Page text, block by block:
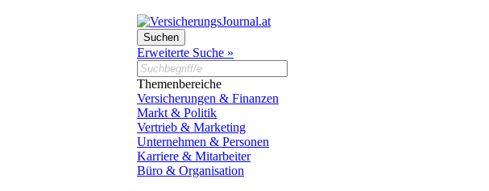
Erweiterte Suche »
Themenbereiche
Versicherungen & Finanzen
Markt & Politik
Vertrieb & Marketing
Unternehmen & Personen
Karriere & Mitarbeiter
Büro & Organisation